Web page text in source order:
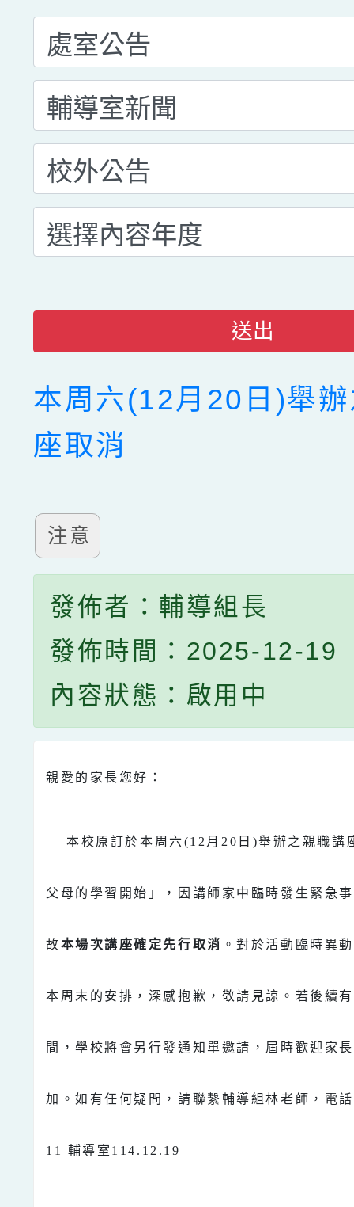
送出
本周六(12月20日)舉
座取消
注意
發佈者：輔導組長
發佈時間：2025-12-19
內容狀態：啟用中
親愛的家長您好：
本校原訂於本周六(12月20日)舉辦之親職講
父母的學習開始」，因講師家中臨時發生緊急
故本場次講座確定先行取消 。對於活動臨時異
本周末的安排，深感抱歉，敬請見諒。若後續
間，學校將會另行發通知單邀請，屆時歡迎家
加。如有任何疑問，請聯繫輔導組林老師， 電
11 輔導室114.12.19